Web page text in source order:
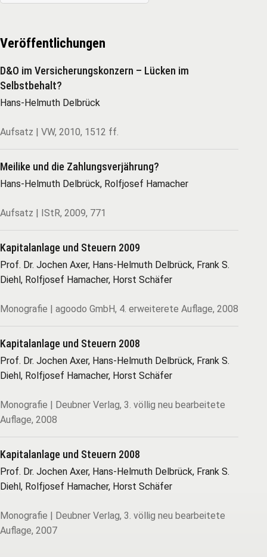
Veröffentlichungen
D&O im Versicherungskonzern – Lücken im
Selbstbehalt?
Hans-Helmuth Delbrück
Aufsatz | VW, 2010, 1512 ff.
Meilike und die Zahlungsverjährung?
Hans-Helmuth Delbrück, Rolfjosef Hamacher
Aufsatz | IStR, 2009, 771
Kapitalanlage und Steuern 2009
Prof. Dr. Jochen Axer, Hans-Helmuth Delbrück, Frank S.
Diehl, Rolfjosef Hamacher, Horst Schäfer
Monografie | agoodo GmbH, 4. erweiterete Auflage, 2008
Kapitalanlage und Steuern 2008
Prof. Dr. Jochen Axer, Hans-Helmuth Delbrück, Frank S.
Diehl, Rolfjosef Hamacher, Horst Schäfer
Monografie | Deubner Verlag, 3. völlig neu bearbeitete
Auflage, 2008
Kapitalanlage und Steuern 2008
Prof. Dr. Jochen Axer, Hans-Helmuth Delbrück, Frank S.
Diehl, Rolfjosef Hamacher, Horst Schäfer
Monografie | Deubner Verlag, 3. völlig neu bearbeitete
Auflage, 2007